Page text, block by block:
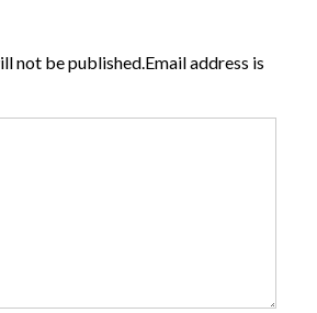
not be published.Email address is